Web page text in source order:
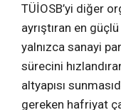
TÜİOSB’yi diğer
ayrıştıran en
yalnızca sanayi
sürecini
altyapısı
gereken hafriyat